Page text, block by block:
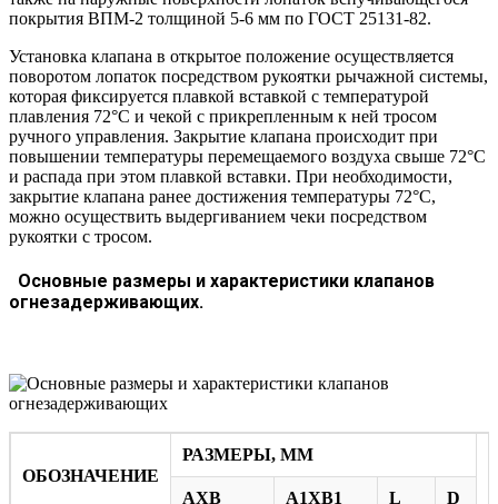
покрытия ВПМ-2 толщиной 5-6 мм по ГОСТ 25131-82.
Установка клапана в открытое положение осуществляется
поворотом лопаток посредством рукоятки рычажной системы,
которая фиксируется плавкой вставкой с температурой
плавления 72°С и чекой с прикрепленным к ней тросом
ручного управления. Закрытие клапана происходит при
повышении температуры перемещаемого воздуха свыше 72°С
и распада при этом плавкой вставки. При необходимости,
закрытие клапана ранее достижения температуры 72°С,
можно осуществить выдергиванием чеки посредством
рукоятки с тросом.
Основные размеры и характеристики клапанов
огнезадерживающих.
ОБОЗНАЧЕНИЕ
РАЗМЕРЫ, ММ
AXB
A1XB1 L D